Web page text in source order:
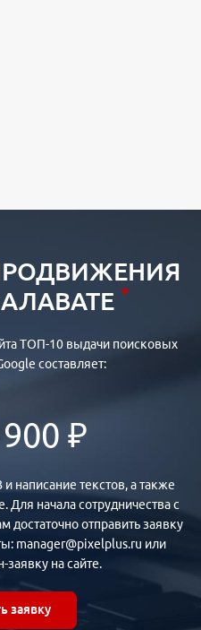
*
ТОП-10 выдачи поисковых
составляет:
₽
написание текстов, а также
Для начала сотрудничества с
отправить заявку
manager@pixelplus.ru или
заявку на сайте.
заявку